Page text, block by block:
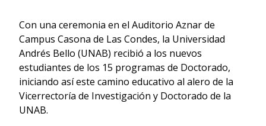
Con una ceremonia en el Auditorio Aznar de
Campus Casona de Las Condes, la Universidad
Andrés Bello (UNAB) recibió a los nuevos
estudiantes de los 15 programas de Doctorado,
iniciando así este camino educativo al alero de la
Vicerrectoría de Investigación y Doctorado de la
UNAB.